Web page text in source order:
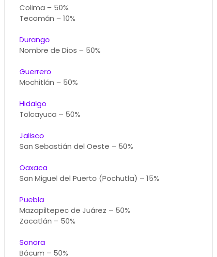
Colima – 50%
Tecomán – 10%
Durango
Nombre de Dios – 50%
Guerrero
Mochitlán – 50%
Hidalgo
Tolcayuca – 50%
Jalisco
San Sebastián del Oeste – 50%
Oaxaca
San Miguel del Puerto (Pochutla) – 15%
Puebla
Mazapiltepec de Juárez – 50%
Zacatlán – 50%
Sonora
Bácum – 50%